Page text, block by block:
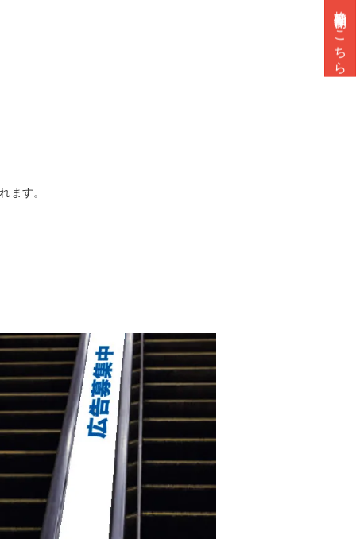
格安動画制作は
こちら
ます。